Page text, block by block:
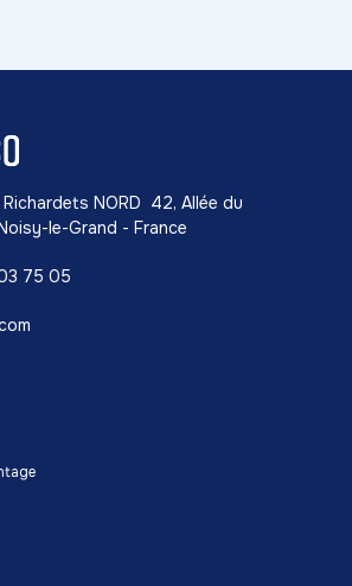
NORD 42, Allée du
le-Grand - France
75 05